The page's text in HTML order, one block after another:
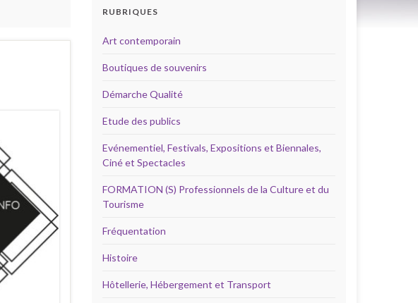
RUBRIQUES
Art contemporain
Boutiques de souvenirs
Démarche Qualité
Etude des publics
Evénementiel, Festivals, Expositions et Biennales,
Ciné et Spectacles
FORMATION (S) Professionnels de la Culture et du
Tourisme
Fréquentation
Histoire
Hôtellerie, Hébergement et Transport